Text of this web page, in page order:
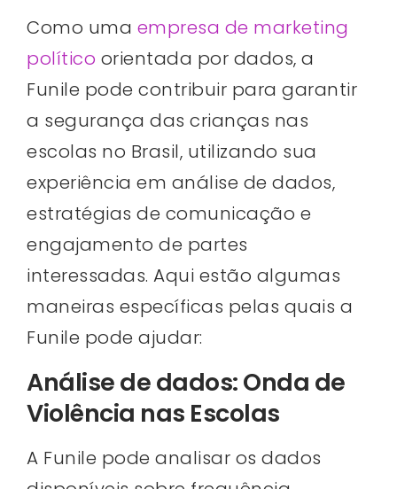
Como uma empresa de marketing
político orientada por dados, a
Funile pode contribuir para garantir
a segurança das crianças nas
escolas no Brasil, utilizando sua
experiência em análise de dados,
estratégias de comunicação e
engajamento de partes
interessadas. Aqui estão algumas
maneiras específicas pelas quais a
Funile pode ajudar:
Análise de dados: Onda de
Violência nas Escolas
A Funile pode analisar os dados